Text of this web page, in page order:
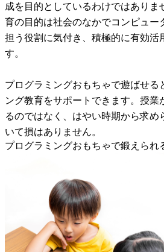
成を目的としているわけではありま
育の目的は社会のなかでコンピュー
担う役割に気付き、積極的に有効活
す。
プログラミングおもちゃで遊ばせる
ング教育をサポートできます。授業
るのではなく、はやい時期から求め
いて損はありません。
プログラミングおもちゃで鍛えられ